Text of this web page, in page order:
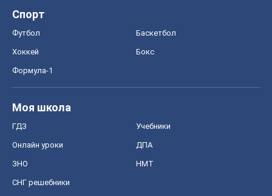
Спорт
Футбол Баскетбол
Хоккей Бокс
Формула-1
Моя школа
ГДЗ Учебники
Онлайн уроки ДПА
ЗНО НМТ
СНГ решебники